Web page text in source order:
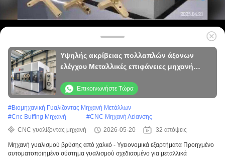
Υψηλής ακρίβειας πολλαπλών άξονων
ελέγχου Μεταλλικές επιφάνειες μηχανή
εξοπλισμός χοντροκόπησης
Επικοινωνήστε Τώρα
#Βιομηχανική Γυαλίζοντας Μηχανή Μετάλλων
#Cnc Buffing Μηχανή #CNC Μηχανή Λείανσης
CNC γυαλίζοντας μηχανή
2026-05-20 32 απόψεις
Μηχανή γυαλισμού βρύσης από χαλκό - Υγειονομικά εξαρτήματα Προηγμένο
αυτοματοποιημένο σύστημα γυαλισμού σχεδιασμένο για μεταλλικά